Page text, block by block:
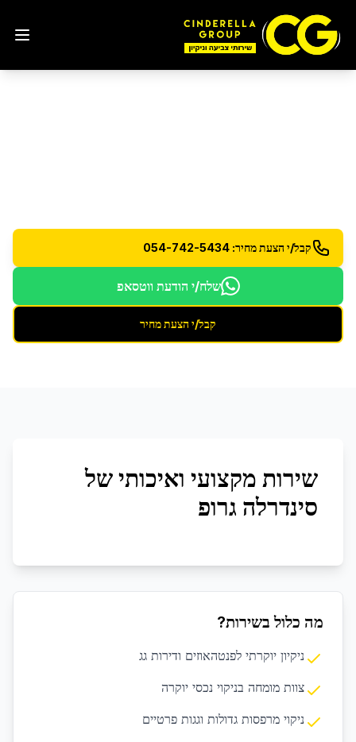
קבל/י הצעת מחיר: 054-742-5434
שלח/י הודעת ווטסאפ
קבל/י הצעת מחיר
שירות מקצועי ואיכותי של
סינדרלה גרופ
מה כלול בשירות?
ניקיון יוקרתי לפנטהאוזים ודירות גג
צוות מומחה בניקוי נכסי יוקרה
ניקוי מרפסות גדולות וגגות פרטיים